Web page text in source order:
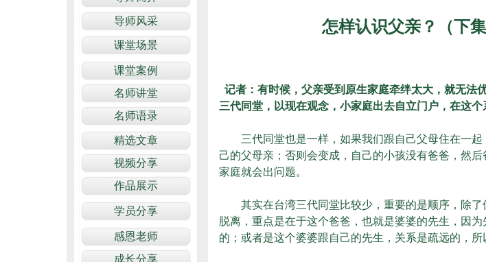
怎样认识父亲？（下
记者：有时候，父亲受到原生家庭牵绊太大，就无法
三代同堂，以现在观念，小家庭出去自立门户，在这
三代同堂也是一样，如果我们跟自己父母住在一起
己的父母亲；否则会变成，自己的小孩没有爸爸，然
家庭就会出问题。
其实在台湾三代同堂比较少，重要的是顺序，除了
脱离，重点是在于这个爸爸，也就是婆婆的先生，因
的；或者是这个婆婆跟自己的先生，关系是疏远的，所